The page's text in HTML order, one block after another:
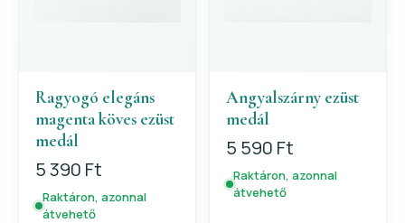
Ragyogó elegáns
magenta köves ezüst
medál
5 390 Ft
Raktáron, azonnal
átvehető
Angyalszárny ezüst
medál
5 590 Ft
Raktáron, azonnal
átvehető